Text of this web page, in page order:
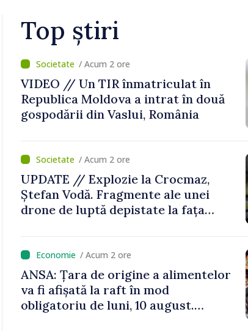
Top știri
/ Acum 2 ore
VIDEO // Un TIR înmatriculat în
Republica Moldova a intrat în două
gospodării din Vaslui, România
/ Acum 2 ore
UPDATE // Explozie la Crocmaz,
Ștefan Vodă. Fragmente ale unei
drone de luptă depistate la fața
/ Acum 2 ore
ANSA: Țara de origine a alimentelor
va fi afișată la raft în mod
obligatoriu de luni, 10 august.